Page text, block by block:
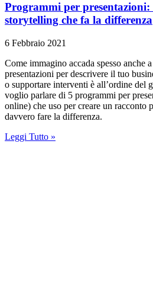
Programmi per
storytelling che fa la differenza
6 Febbraio 2021
Come immagino accada spesso anche
presentazioni per descrivere il tuo
o supportare interventi è all’ordine del
voglio parlare di 5 programmi per
online) che uso per creare un racconto
davvero fare la differenza.
Leggi Tutto »